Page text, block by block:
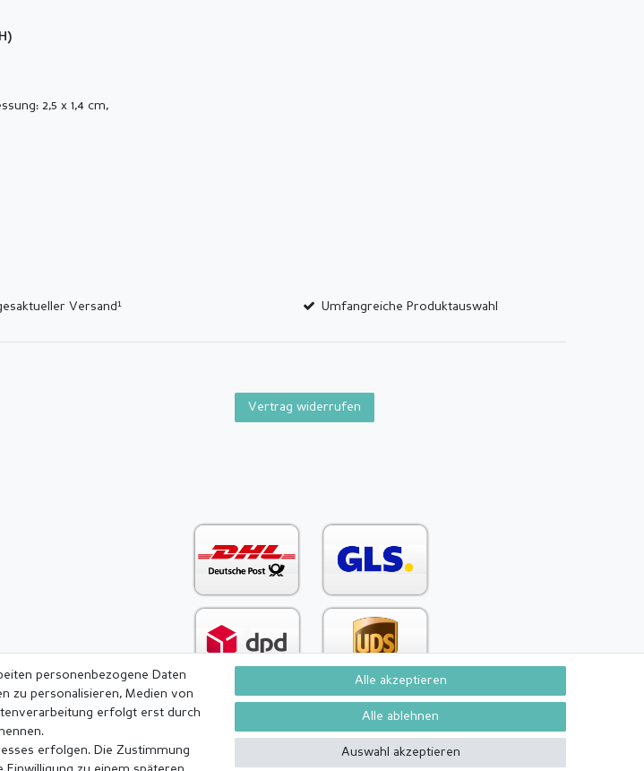
2,5 x 1,4 cm,
Versand¹ Umfangreiche Produktauswahl
Vertrag widerrufen
Widerrufs­recht Vertrag widerrufen Kontakt
personenbezogene Daten
zu personalisieren, Medien von
erfolgt erst durch
erfolgen. Die Zustimmung
Alle akzeptieren
Alle ablehnen
Auswahl akzeptieren